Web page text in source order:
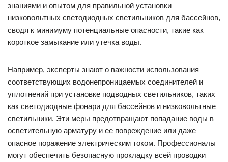
знаниями и опытом для правильной установки
низковольтных светодиодных светильников для бассейнов,
сводя к минимуму потенциальные опасности, такие как
короткое замыкание или утечка воды.
Например, эксперты знают о важности использования
соответствующих водонепроницаемых соединителей и
уплотнений при установке подводных светильников, таких
как светодиодные фонари для бассейнов и низковольтные
светильники. Эти меры предотвращают попадание воды в
осветительную арматуру и ее повреждение или даже
опасное поражение электрическим током. Профессионалы
могут обеспечить безопасную прокладку всей проводки